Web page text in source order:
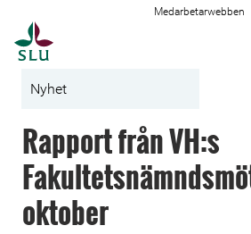
Medarbetarwebben
Nyhet
Rapport från VH:s
oktober